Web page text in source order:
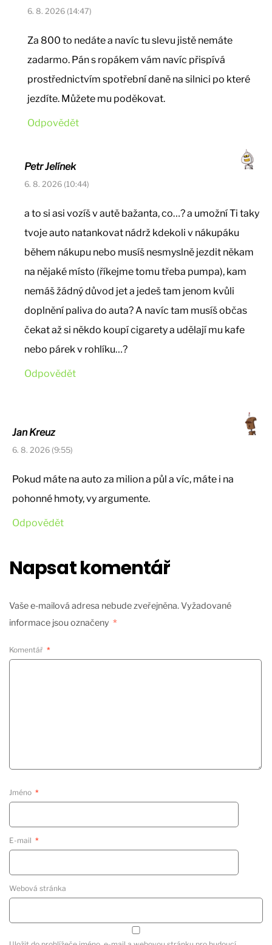
6. 8. 2026 (14:47)
Za 800 to nedáte a navíc tu slevu jistě nemáte
zadarmo. Pán s ropákem vám navíc přispívá
prostřednictvím spotřební daně na silnici po které
jezdíte. Můžete mu poděkovat.
Odpovědět
Petr Jelínek
6. 8. 2026 (10:44)
a to si asi vozíš v autě bažanta, co…? a umožní Ti taky
tvoje auto natankovat nádrž kdekoli v nákupáku
během nákupu nebo musíš nesmyslně jezdit někam
na nějaké místo (říkejme tomu třeba pumpa), kam
nemáš žádný důvod jet a jedeš tam jenom kvůli
doplnění paliva do auta? A navíc tam musíš občas
čekat až si někdo koupí cigarety a udělají mu kafe
nebo párek v rohlíku…?
Odpovědět
Jan Kreuz
6. 8. 2026 (9:55)
Pokud máte na auto za milion a půl a víc, máte i na
pohonné hmoty, vy argumente.
Odpovědět
Napsat komentář
Vaše e-mailová adresa nebude zveřejněna.Vyžadované
informace jsou označeny *
Komentář *
Jméno *
E-mail *
Webová stránka